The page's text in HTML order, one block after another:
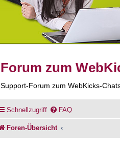
Forum zum
Support-Forum zum WebKicks-
Schnellzugriff FAQ
Foren-Übersicht